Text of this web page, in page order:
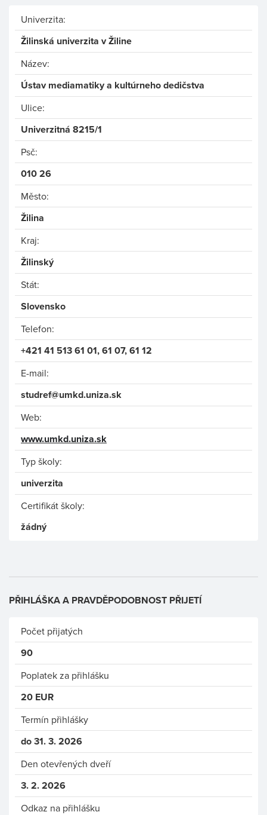
Univerzita:
Žilinská univerzita v Žiline
Název:
Ústav mediamatiky a kultúrneho dedičstva
Ulice:
Univerzitná 8215/1
Psč:
010 26
Město:
Žilina
Kraj:
Žilinský
Stát:
Slovensko
Telefon:
+421 41 513 61 01, 61 07, 61 12
E-mail:
studref@umkd.uniza.sk
Web:
www.umkd.uniza.sk
Typ školy:
univerzita
Certifikát školy:
žádný
PŘIHLÁŠKA A PRAVDĚPODOBNOST PŘIJETÍ
Počet přijatých
90
Poplatek za přihlášku
20 EUR
Termín přihlášky
do 31. 3. 2026
Den otevřených dveří
3. 2. 2026
Odkaz na přihlášku